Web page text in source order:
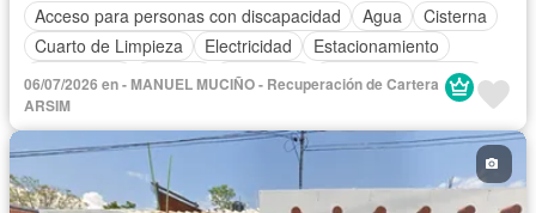
Acceso para personas con discapacidad
Agua
Cisterna
Cuarto de Limpieza
Electricidad
Estacionamiento
Gas natural
Internet Seguridad
Televisión por cable
Wifi
06/07/2026 en - MANUEL MUCIÑO - Recuperación de Cartera
ARSIM